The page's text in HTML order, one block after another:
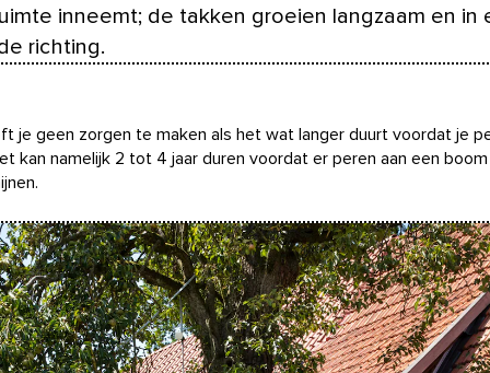
inneemt; de takken groeien langzaam en in
richting.
je geen zorgen te maken als het wat langer duurt voordat je
kan namelijk 2 tot 4 jaar duren voordat er peren aan een boom